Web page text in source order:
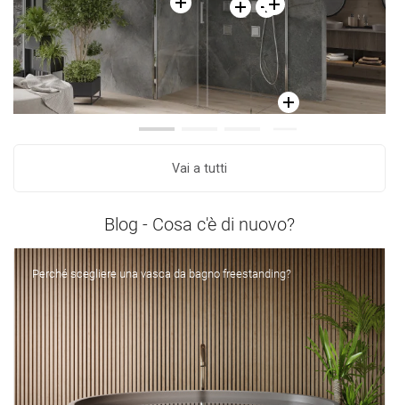
Vai a tutti
Blog - Cosa c'è di nuovo?
Perché scegliere una vasca da bagno freestanding?